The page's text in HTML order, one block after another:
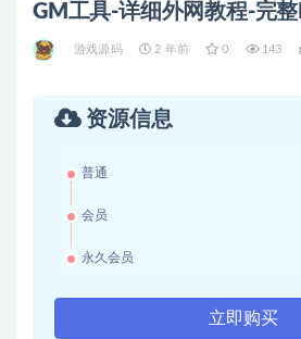
GM工具-详细外网教程-完
游戏源码 2 年前 0 143
资源信息
普通
会员
永久会员
立即购买